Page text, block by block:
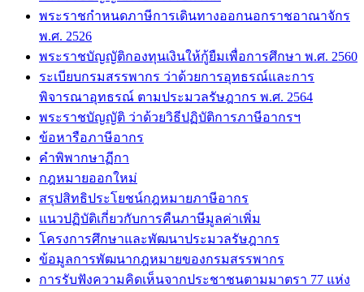
พระราชกำหนดภาษีการเดินทางออกนอกราชอาณาจักร
พ.ศ. 2526
พระราชบัญญัติกองทุนเงินให้กู้ยืมเพื่อการศึกษา พ.ศ. 2560
ระเบียบกรมสรรพากร ว่าด้วยการอุทธรณ์และการ
พิจารณาอุทธรณ์ ตามประมวลรัษฎากร พ.ศ. 2564
พระราชบัญญัติ ว่าด้วยวิธีปฏิบัติการภาษีอากรฯ
ข้อหารือภาษีอากร
คำพิพากษาฏีกา
กฎหมายออกใหม่
สรุปสิทธิประโยชน์กฎหมายภาษีอากร
แนวปฏิบัติเกี่ยวกับการคืนภาษีมูลค่าเพิ่ม
โครงการศึกษาและพัฒนาประมวลรัษฎากร
ข้อมูลการพัฒนากฎหมายของกรมสรรพากร
การรับฟังความคิดเห็นจากประชาชนตามมาตรา 77 แห่ง